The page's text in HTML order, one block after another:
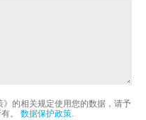
的相关规定使用您的数据，请予
。 数据保护政策.